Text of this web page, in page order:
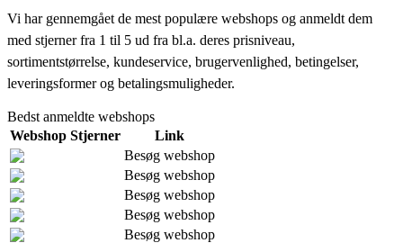
Vi har gennemgået de mest populære webshops og anmeldt dem
med stjerner fra 1 til 5 ud fra bl.a. deres prisniveau,
sortimentstørrelse, kundeservice, brugervenlighed, betingelser,
leveringsformer og betalingsmuligheder.
Bedst anmeldte webshops
Webshop Stjerner
Link
Besøg webshop
Besøg webshop
Besøg webshop
Besøg webshop
Besøg webshop